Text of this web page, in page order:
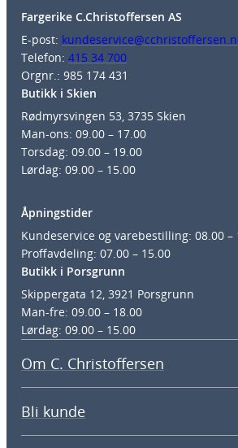
Fargerike C.Christoffersen AS
E-post:
Telefon: 415 34 700
Orgnr.: 985 174 431
Butikk i Skien
Rødmyrsvingen 53, 3735 Skien
Man-ons: 09.00 – 17.00
Torsdag: 09.00 – 19.00
Lørdag: 09.00 – 15.00
Åpningstider
Kundeservice og varebestilling: 08.00 –
Proffavdeling: 07.00 – 15.00
Butikk i Porsgrunn
Skippergata 12, 3921 Porsgrunn
Man-fre: 09.00 – 18.00
Lørdag: 09.00 – 15.00
Om C. Christoffersen
Bli kunde